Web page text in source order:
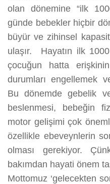
olan dönemine “ilk
günde bebekler hiçbir
büyür ve zihinsel
ulaşır. Hayatın ilk
çocuğun hatta
durumları engellemek
Bu dönemde gebelik
beslenmesi, bebeğin
motor gelişimi çok
özellikle ebeveynlerin
olması gerekiyor.
bakımdan hayati önem
Mottomuz ‘gelecekten